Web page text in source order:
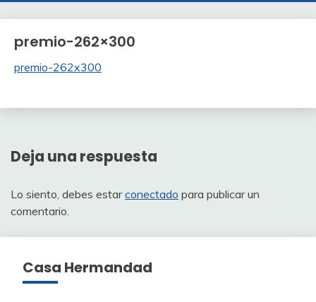
premio-262×300
premio-262x300
Deja una respuesta
Lo siento, debes estarconectado para publicar un
comentario.
Casa Hermandad